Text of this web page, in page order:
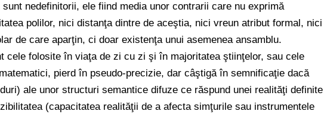
nedefinitorii, ele fiind media unor contrarii care nu exprimă
polilor, nici distanţa dintre de aceştia, nici vreun atribut formal, nici
de care aparţin, ci doar existenţa unui asemenea ansamblu.
cele folosite în viaţa de zi cu zi şi în majoritatea ştiinţelor, sau cele
pierd în pseudo-precizie, dar câştigă în semnificaţie dacă
ale unor structuri semantice difuze ce răspund unei realităţi definite
(capacitatea realităţii de a afecta simţurile sau instrumentele